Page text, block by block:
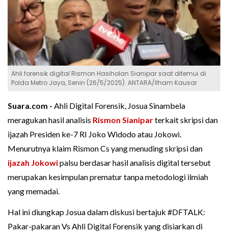
Ahli forensik digital Rismon Hasiholan Sianipar saat ditemui di
Polda Metro Jaya, Senin (26/5/2025). ANTARA/Ilham Kausar
Suara.com - Ahli Digital Forensik, Josua Sinambela
meragukan hasil analisis Rismon Sianiparterkait skripsi dan
ijazah Presiden ke-7 RI Joko Widodo atau Jokowi.
Menurutnya klaim Rismon Cs yang menuding skripsi dan
ijazah Jokowipalsu berdasar hasil analisis digital tersebut
merupakan kesimpulan prematur tanpa metodologi ilmiah
yang memadai.
Hal ini diungkap Josua dalam diskusi bertajuk #DFTALK:
Pakar-pakaran Vs Ahli Digital Forensik yang disiarkan di